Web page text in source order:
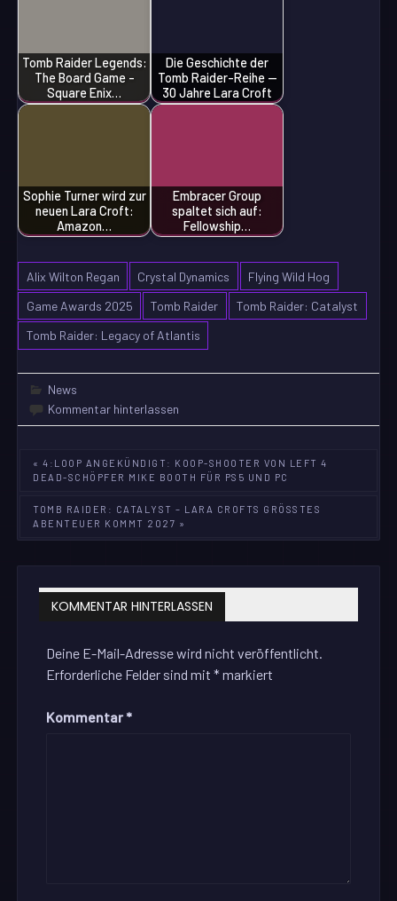
Tomb Raider Legends:
The Board Game -
Square Enix…
Die Geschichte der
Tomb Raider-Reihe —
30 Jahre Lara Croft
Sophie Turner wird zur
neuen Lara Croft:
Amazon…
Embracer Group
spaltet sich auf:
Fellowship…
Alix Wilton Regan Crystal Dynamics
Flying Wild Hog
Game Awards 2025
Tomb Raider
Tomb Raider: Catalyst
Tomb Raider: Legacy of Atlantis
News
Kommentar hinterlassen
Beitragsnavigation
« 4:LOOP ANGEKÜNDIGT: KOOP-SHOOTER VON LEFT 4
DEAD-SCHÖPFER MIKE BOOTH FÜR PS5 UND PC
TOMB RAIDER: CATALYST – LARA CROFTS GRÖSSTES A
BENTEUER KOMMT 2027 »
KOMMENTAR HINTERLASSEN
Deine E-Mail-Adresse wird nicht veröffentlicht.
Erforderliche Felder sind mit*markiert
Kommentar *